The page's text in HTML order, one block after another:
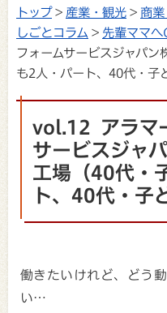
トップ> 産業・観光 > 商
しごとコラム > 先輩ママへ
フォームサービスジャパ
も2人・パート、40代・子
vol.12 アラマ
サービスジャ
工場（40代・
ト、40代・子
働きたいけれど、どう
い…